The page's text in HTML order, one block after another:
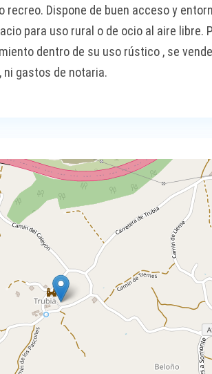
Dispone de buen acceso y
para uso rural o de ocio al aire libre.
dentro de su uso rústico , se
gastos de notaria.